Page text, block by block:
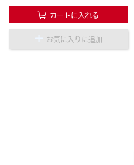
カートに入れる
お気に入りに追加